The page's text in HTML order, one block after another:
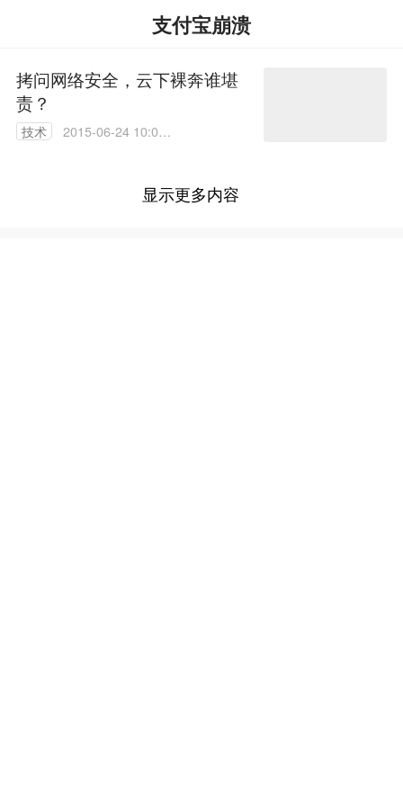
支付宝崩溃
拷问网络安全，云下裸奔谁堪
责？
技术
2015-06-24 10:00:
显示更多内容